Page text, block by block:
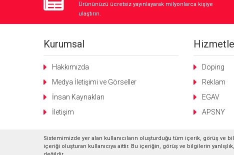
Ürününüzü ücretsiz yayınlayarak milyonlarca kişiye
ulaştırın.
Kurumsal
Hakkımızda
Medya İletişimi ve Görseller
İnsan Kaynakları
İletişim
Doping
Reklam
EGAV
APSNY
Sistemimizde yer alan kullanıcıların oluşturduğu tüm içerik, görüş ve
içeriği oluşturan kullanıcıya aittir. Bu içeriğin, görüş ve bilgilerin